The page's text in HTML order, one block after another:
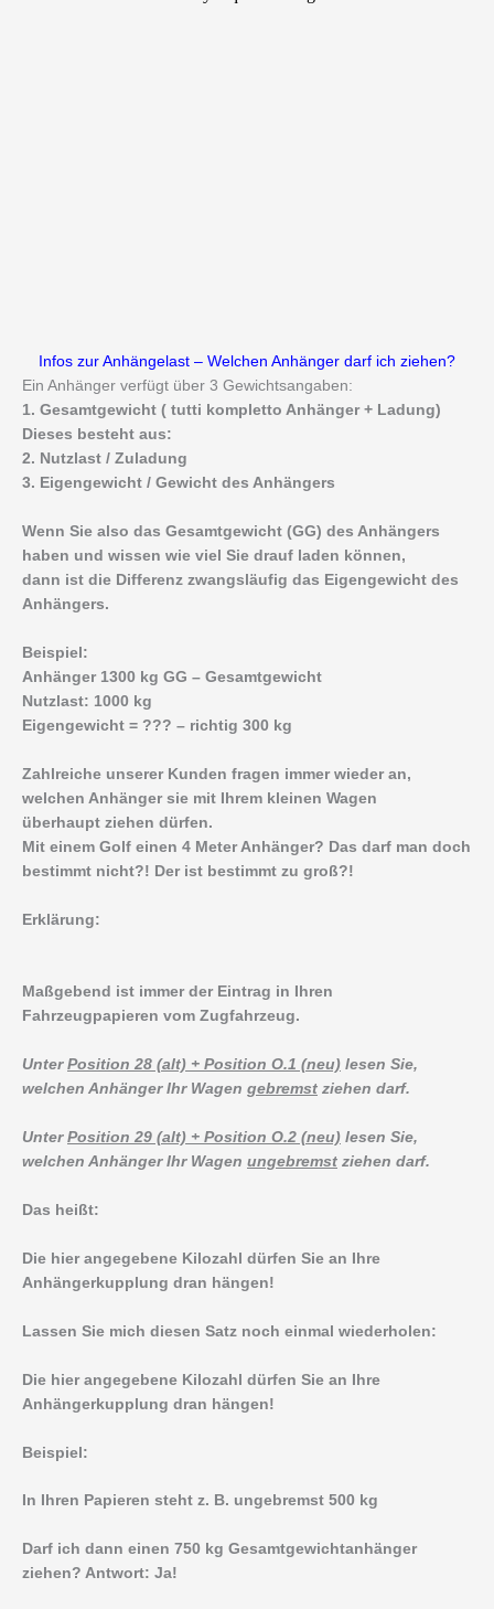
Infos zur Anhängelast – Welchen Anhänger darf ich ziehen?
Ein Anhänger verfügt über 3 Gewichtsangaben:
1. Gesamtgewicht ( tutti kompletto Anhänger + Ladung)
Dieses besteht aus:
2. Nutzlast / Zuladung
3. Eigengewicht / Gewicht des Anhängers
Wenn Sie also das Gesamtgewicht (GG) des Anhängers
haben und wissen wie viel Sie drauf laden können,
dann ist die Differenz zwangsläufig das Eigengewicht des
Anhängers.
Beispiel:
Anhänger 1300 kg GG – Gesamtgewicht
Nutzlast: 1000 kg
Eigengewicht = ??? – richtig 300 kg
Zahlreiche unserer Kunden fragen immer wieder an,
welchen Anhänger sie mit Ihrem kleinen Wagen
überhaupt ziehen dürfen.
Mit einem Golf einen 4 Meter Anhänger? Das darf man doch
bestimmt nicht?! Der ist bestimmt zu groß?!
Erklärung:
Maßgebend ist immer der Eintrag in Ihren
Fahrzeugpapieren vom Zugfahrzeug.
Unter Position 28 (alt) + Position O.1 (neu) lesen Sie,
welchen Anhänger Ihr Wagen gebremst ziehen darf.
Unter Position 29 (alt) + Position O.2 (neu) lesen Sie,
welchen Anhänger Ihr Wagen ungebremst ziehen darf.
Das heißt:
Die hier angegebene Kilozahl dürfen Sie an Ihre
Anhängerkupplung dran hängen!
Lassen Sie mich diesen Satz noch einmal wiederholen:
Die hier angegebene Kilozahl dürfen Sie an Ihre
Anhängerkupplung dran hängen!
Beispiel:
In Ihren Papieren steht z. B. ungebremst 500 kg
Darf ich dann einen 750 kg Gesamtgewichtanhänger
ziehen? Antwort: Ja!